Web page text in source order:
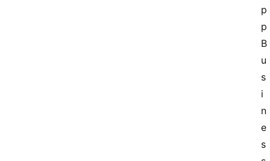
p
p
B
u
s
i
n
e
s